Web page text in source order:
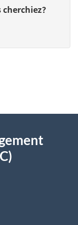
cherchiez?